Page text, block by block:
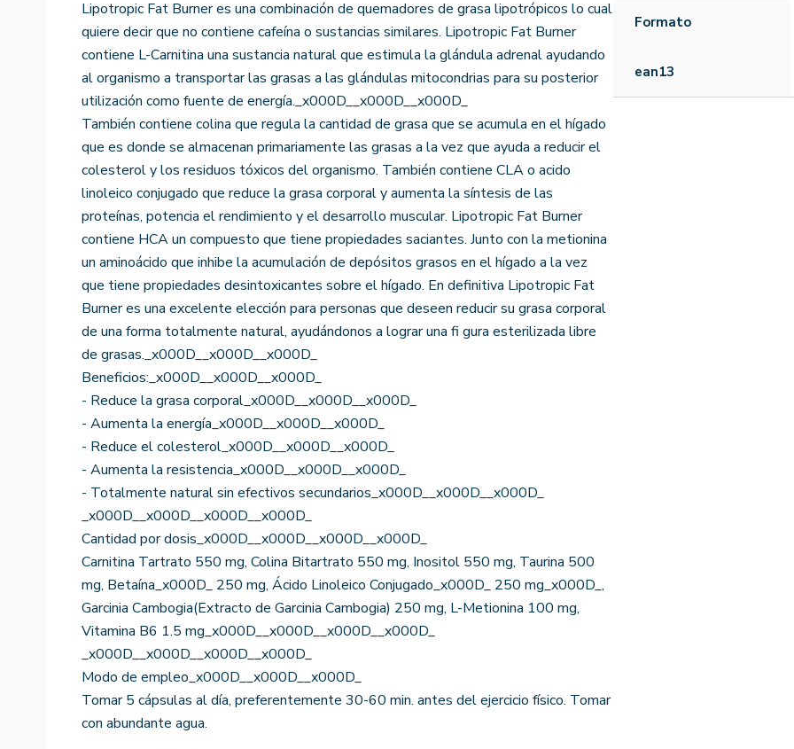
Lipotropic Fat Burner es una combinación de quemadores de grasa lipotrópicos lo cual
quiere decir que no contiene cafeína o sustancias similares. Lipotropic Fat Burner
contiene L-Carnitina una sustancia natural que estimula la glándula adrenal ayudando
al organismo a transportar las grasas a las glándulas mitocondrias para su posterior
utilización como fuente de energía._x000D__x000D__x000D_
También contiene colina que regula la cantidad de grasa que se acumula en el hígado
que es donde se almacenan primariamente las grasas a la vez que ayuda a reducir el
colesterol y los residuos tóxicos del organismo. También contiene CLA o acido
linoleico conjugado que reduce la grasa corporal y aumenta la síntesis de las
proteínas, potencia el rendimiento y el desarrollo muscular. Lipotropic Fat Burner
contiene HCA un compuesto que tiene propiedades saciantes. Junto con la metionina
un aminoácido que inhibe la acumulación de depósitos grasos en el hígado a la vez
que tiene propiedades desintoxicantes sobre el hígado. En definitiva Lipotropic Fat
Burner es una excelente elección para personas que deseen reducir su grasa corporal
de una forma totalmente natural, ayudándonos a lograr una fi gura esterilizada libre
de grasas._x000D__x000D__x000D_
Beneficios:_x000D__x000D__x000D_
- Reduce la grasa corporal_x000D__x000D__x000D_
- Aumenta la energía_x000D__x000D__x000D_
- Reduce el colesterol_x000D__x000D__x000D_
- Aumenta la resistencia_x000D__x000D__x000D_
- Totalmente natural sin efectivos secundarios_x000D__x000D__x000D_
_x000D__x000D__x000D__x000D_
Cantidad por dosis_x000D__x000D__x000D__x000D_
Carnitina Tartrato 550 mg, Colina Bitartrato 550 mg, Inositol 550 mg, Taurina 500
mg, Betaína_x000D_ 250 mg, Ácido Linoleico Conjugado_x000D_ 250 mg_x000D_,
Garcinia Cambogia(Extracto de Garcinia Cambogia) 250 mg, L-Metionina 100 mg,
Vitamina B6 1.5 mg_x000D__x000D__x000D__x000D_
_x000D__x000D__x000D__x000D_
Modo de empleo_x000D__x000D__x000D_
Tomar 5 cápsulas al día, preferentemente 30-60 min. antes del ejercicio físico. Tomar
con abundante agua.
Formato
ean13